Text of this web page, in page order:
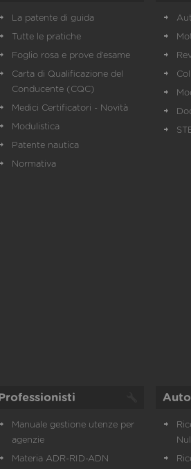
La patente di guida
Tutte le pratiche
Foglio rosa e prove d’esame
Carta di Qualificazione del
Conducente (CQC)
Medici Certificatori - Novità
Modulistica
Patente nautica
Normativa
Professionisti
Manuale gestione utenze per
agenzie
Materia ADR-RID-ADN